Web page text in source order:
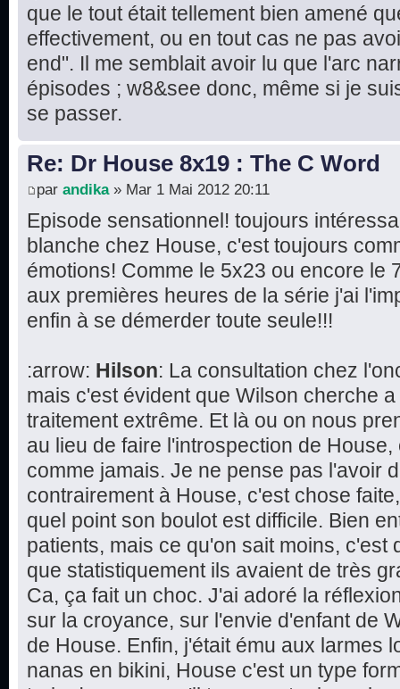
que le tout était tellement bien amené
effectivement, ou en tout cas ne pas
end". Il me semblait avoir lu que l'arc
épisodes ; w8&see donc, même si je
se passer.
Re: Dr House 8x19 : The C Word
par andika» Mar 1 Mai 2012 20:11
Episode sensationnel! toujours
blanche chez House, c'est toujours
émotions! Comme le 5x23 ou encore le
aux premières heures de la série j'ai
enfin à se démerder toute seule!!!
:arrow: Hilson: La consultation chez
mais c'est évident que Wilson cherche
traitement extrême. Et là ou on nous
au lieu de faire l'introspection de
comme jamais. Je ne pense pas l'avoir
contrairement à House, c'est chose
quel point son boulot est difficile. Bien
patients, mais ce qu'on sait moins, c'est
que statistiquement ils avaient de très
Ca, ça fait un choc. J'ai adoré la
sur la croyance, sur l'envie d'enfant de
de House. Enfin, j'était ému aux larmes
nanas en bikini, House c'est un type